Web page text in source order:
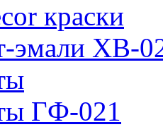
краски
эмали ХВ-
ГФ-021